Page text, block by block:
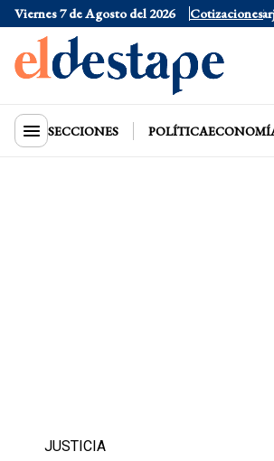
Viernes 7 de Agosto del 2026 Cotizaciones
Dólar Oficial $1520 Dólar Tarjeta
SECCIONES POLÍTICA
JUSTICIA